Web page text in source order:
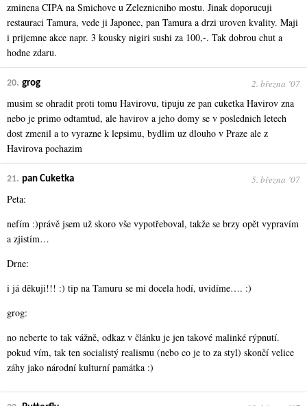
zminena CIPA na Smichove u Zeleznicniho mostu. Jinak doporucuji
restauraci Tamura, vede ji Japonec, pan Tamura a drzi uroven kvality. Maji
i prijemne akce napr. 3 kousky nigiri sushi za 100,-. Tak dobrou chut a
hodne zdaru.
20. grog 2. března ʼ07
musim se ohradit proti tomu Havirovu, tipuju ze pan cuketka Havirov zna
nebo je primo odtamtud, ale havirov a jeho domy se v poslednich letech
dost zmenil a to vyrazne k lepsimu, bydlim uz dlouho v Praze ale z
Havirova pochazim
21. pan Cuketka 5. března ʼ07
Peta:
nefím :)právě jsem už skoro vše vypotřeboval, takže se brzy opět vypravím
a zjistím…
Drne:
i já děkuji!!! :) tip na Tamuru se mi docela hodí, uvidíme…. :)
grog:
no neberte to tak vážně, odkaz v článku je jen takové malinké rýpnutí.
pokud vím, tak ten socialistý realismu (nebo co je to za styl) skončí velice
záhy jako národní kulturní památka :)